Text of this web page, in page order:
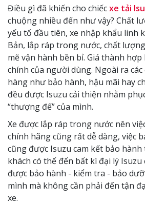
Điều gì đã khiến cho chiếcxe tải
chuộng nhiều đến như vậy? Chất
yếu tố đầu tiên, xe nhập khẩu linh
Bản, lắp ráp trong nước, chất
mẽ vận hành bền bỉ. Giá thành
chính của người dùng. Ngoài ra các
hàng như bảo hành, hậu mãi hay
đều được Isuzu cải thiện nhằm
“thượng đế” của mình.
Xe được lắp ráp trong nước nên
chính hãng cũng rất dễ dàng, việc
cũng được Isuzu cam kết bảo
khách có thể đến bất kì đại lý
được bảo hành - kiểm tra - bảo
mình mà không cần phải đến tận
xe.